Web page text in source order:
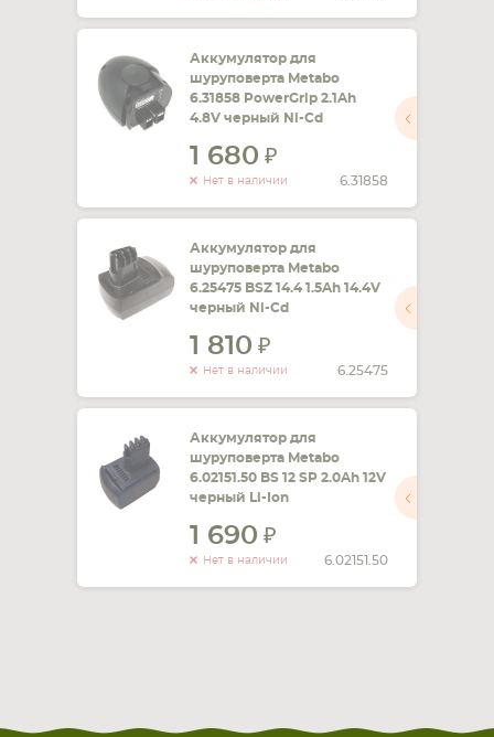
Аккумулятор для
шуруповерта Metabo
6.31858 PowerGrip 2.1Ah
4.8V черный Ni-Cd
1 680
Нет в наличии 6.31858
Аккумулятор для
шуруповерта Metabo
6.25475 BSZ 14.4 1.5Ah 14.4V
черный Ni-Cd
1 810
Нет в наличии 6.25475
Аккумулятор для
шуруповерта Metabo
6.02151.50 BS 12 SP 2.0Ah 12V
черный Li-Ion
1 690
Нет в наличии 6.02151.50